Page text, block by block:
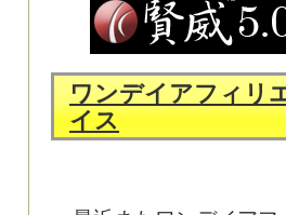
ワンデイアフィリ
イス